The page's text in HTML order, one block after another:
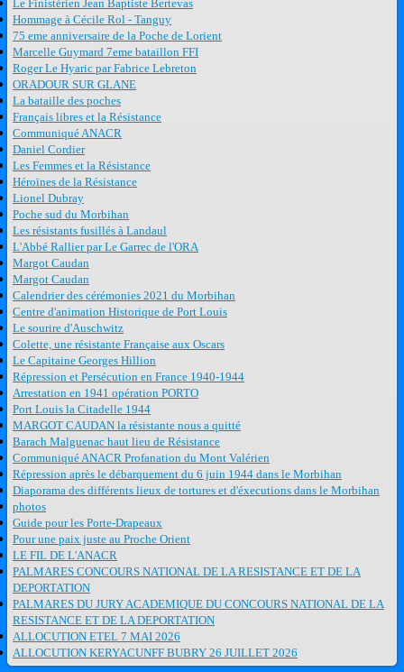
Le Finistérien Jean Baptiste Bertevas
Hommage à Cécile Rol - Tanguy
75 eme anniversaire de la Poche de Lorient
Marcelle Guymard 7eme bataillon FFI
Roger Le Hyaric par Fabrice Lebreton
ORADOUR SUR GLANE
La bataille des poches
Français libres et la Résistance
Communiqué ANACR
Daniel Cordier
Les Femmes et la Résistance
Héroïnes de la Résistance
Lionel Dubray
Poche sud du Morbihan
Les résistants fusillés à Landaul
L'Abbé Rallier par Le Garrec de l'ORA
Margot Caudan
Margot Caudan
Calendrier des cérémonies 2021 du Morbihan
Centre d'animation Historique de Port Louis
Le sourire d'Auschwitz
Colette, une résistante Française aux Oscars
Le Capitaine Georges Hillion
Répression et Persécution en France 1940-1944
Arrestation en 1941 opération PORTO
Port Louis la Citadelle 1944
MARGOT CAUDAN la résistante nous a quitté
Barach Malguenac haut lieu de Résistance
Communiqué ANACR Profanation du Mont Valérien
Répression après le débarquement du 6 juin 1944 dans le Morbihan
Diaporama des différents lieux de tortures et d'éxecutions dans le Morbihan
photos
Guide pour les Porte-Drapeaux
Pour une paix juste au Proche Orient
LE FIL DE L'ANACR
PALMARES CONCOURS NATIONAL DE LA RESISTANCE ET DE LA
DEPORTATION
PALMARES DU JURY ACADEMIQUE DU CONCOURS NATIONAL DE LA
RESISTANCE ET DE LA DEPORTATION
ALLOCUTION ETEL 7 MAI 2026
ALLOCUTION KERYACUNFF BUBRY 26 JUILLET 2026